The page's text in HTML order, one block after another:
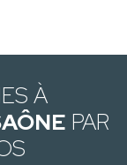
À
PAR